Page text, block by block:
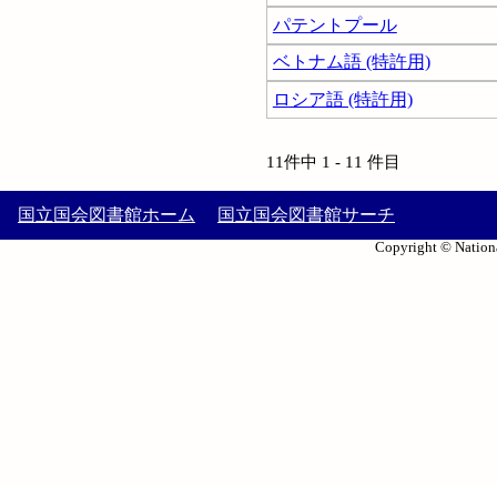
パテントプール
ベトナム語 (特許用)
ロシア語 (特許用)
11件中 1 - 11 件目
国立国会図書館ホーム 国立国会図書館サーチ
Copyright ©